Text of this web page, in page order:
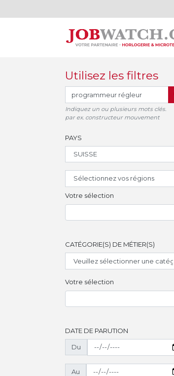
Utilisez les filtres
Indiquez un ou plusieurs mots clés.
par ex. constructeur mouvement
PAYS
Sélectionnez vos régions
Votre sélection
CATÉGORIE(S) DE MÉTIER(S)
Votre sélection
DATE DE PARUTION
Du
Au